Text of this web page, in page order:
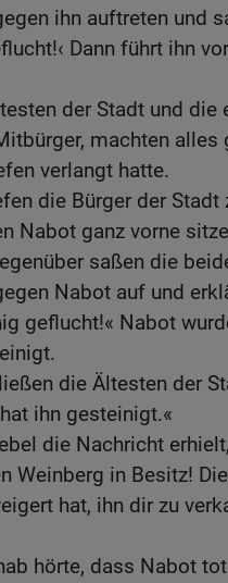
ihn auftreten und
Dann führt ihn
der Stadt und die
machten alles
verlangt hatte.
die Bürger der
Nabot ganz vorne
saßen die
Nabot auf und
geflucht!« Nabot
die Ältesten der
ihn gesteinigt.«
die Nachricht
Weinberg in Besitz!
hat, ihn dir zu
hörte, dass Nabot